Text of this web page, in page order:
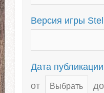
Версия игры
Дата публикации
от
до